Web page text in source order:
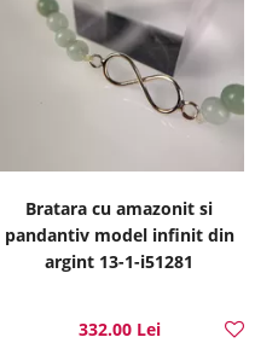
Bratara cu amazonit si
pandantiv model infinit din
argint 13-1-i51281
332.00 Lei